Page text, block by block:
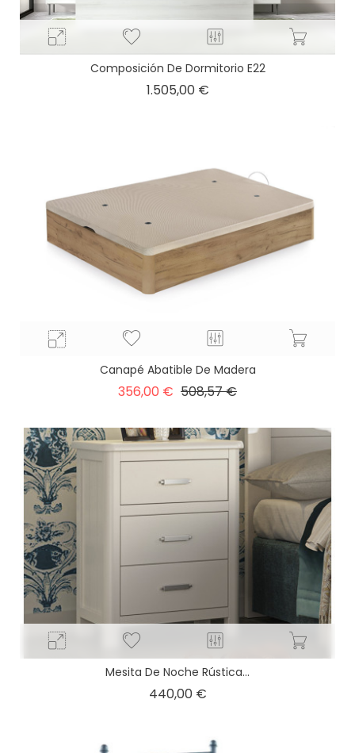
Composición De Dormitorio E22
1.505,00 €Precio
Canapé Abatible De Madera
356,00 € Precio
508,57 €Precio
Mesita De Noche Rústica...
440,00 €Precio